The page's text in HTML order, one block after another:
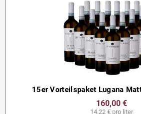
15er Vorteilspaket Lugana
160,00 €
14,22 € pro liter